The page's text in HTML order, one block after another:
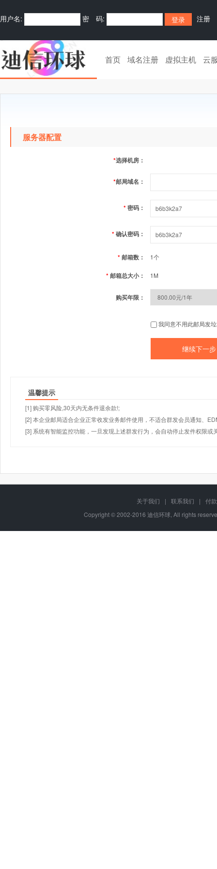
用户名: 密 码: 注册
首页 域名注册 虚拟主机 云
服务器配置
*选择机房：
*邮局域名：
*密码：
*确认密码：
*邮箱数： 1个
*邮箱总大小： 1M
购买年限：
我同意不用此邮局发
温馨提示
[1] 购买零风险,30天内无条件退余款!;
[2] 本企业邮局适合企业正常收发业务邮件使用，不适合群发会员通知、
[3] 系统有智能监控功能，一旦发现上述群发行为，会自动停止发件权限或
关于我们 | 联系我们 |
付
Copyright © 2002-2016 迪信环球, All rights